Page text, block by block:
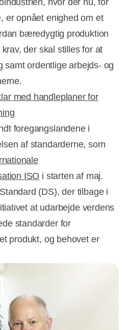
er opnået enighed om et
bæredygtig produktion
der skal stilles for at
samt ordentlige arbejds- og
med handleplaner for
foregangslandene i
af standarderne, som
ISO i starten af maj.
(DS), der tilbage i
at udarbejde verdens
standarder for
produkt, og behovet er